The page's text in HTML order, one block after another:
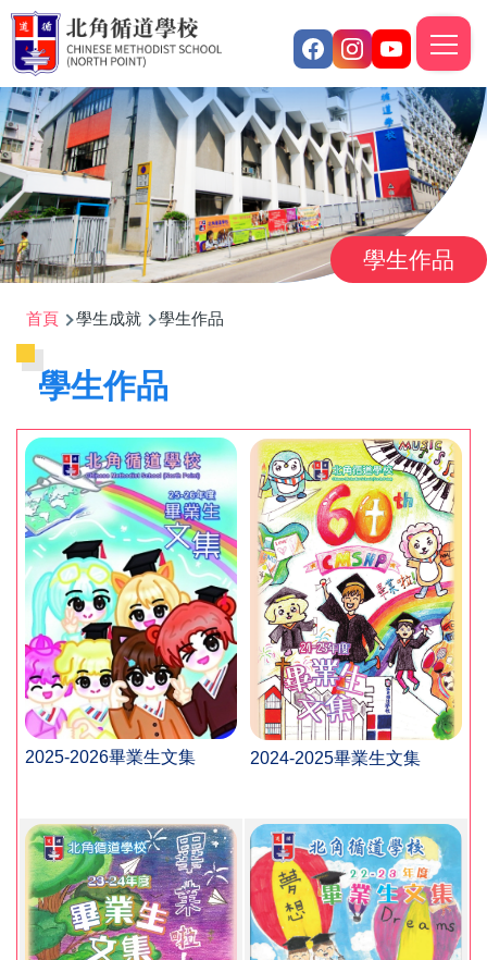
移至主內容
學生作品
導
航
連
結
首頁 學生成就 學生作品
學生作品
2025-2026畢業生文集 2024-2025畢業生文集